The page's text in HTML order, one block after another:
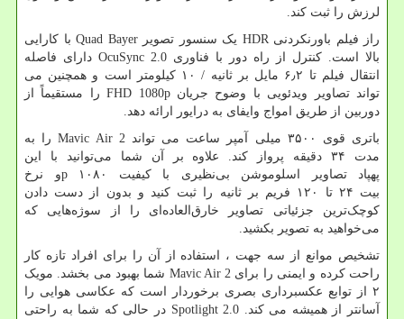
لرزش را ثبت کند.
راز فیلم باورنکردنی HDR یک سنسور تصویرQuad Bayer با کارایی
بالا است. کنترل از راه دور با فناوری OcuSync 2.0 دارای فاصله
انتقال فیلم تا ۶٫۲ مایل بر ثانیه / ۱۰ کیلومتر است و همچنین می
تواند تصاویر ویدئویی با وضوح جریانFHD 1080pرا مستقیماً از
دوربین از طریق امواج وایفای به درایور ارائه دهد.
باتری قوی ۳۵۰۰ میلی آمپر ساعت می تواند
Mavic Air 2 را به
مدت ۳۴ دقیقه پرواز کند. علاوه بر آن شما می‌توانید با این
پهپاد تصاویر اسلوموشن بی‌نظیری با کیفیت ۱۰۸۰
pو نرخ
بیت ۲۴ تا ۱۲۰ فریم بر ثانیه را ثبت کنید و بدون از دست دادن
کوچک‌ترین جزئیاتی تصاویر خارق‌العاده‌ای را از سوژه‌هایی که
می‌خواهید به تصویر بکشید.
تشخیص موانع از سه جهت ، استفاده از آن را برای افراد تازه کار
راحت کرده و ایمنی را برای Mavic Air 2 شما بهبود می بخشد. مویک
۲ از توابع عکسبرداری بصری برخوردار است که عکاسی هوایی را
آسانتر از همیشه می کند. Spotlight 2.0 در حالی که شما به راحتی